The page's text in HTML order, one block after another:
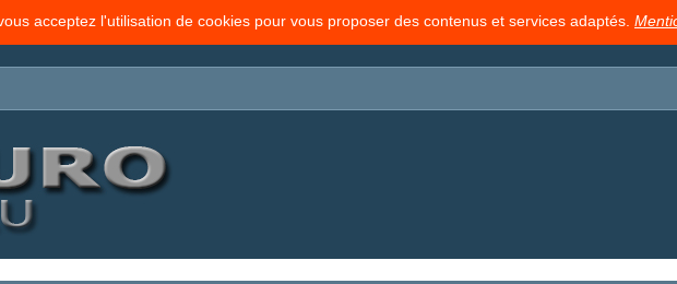
acceptez l'utilisation de cookies pour vous proposer des contenus et services adaptés.